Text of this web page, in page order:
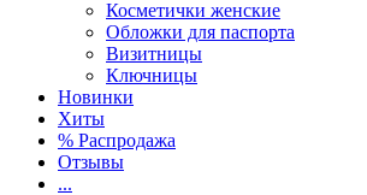
Косметички женские
Обложки для паспорта
Визитницы
Ключницы
Новинки
Хиты
% Распродажа
Отзывы
...